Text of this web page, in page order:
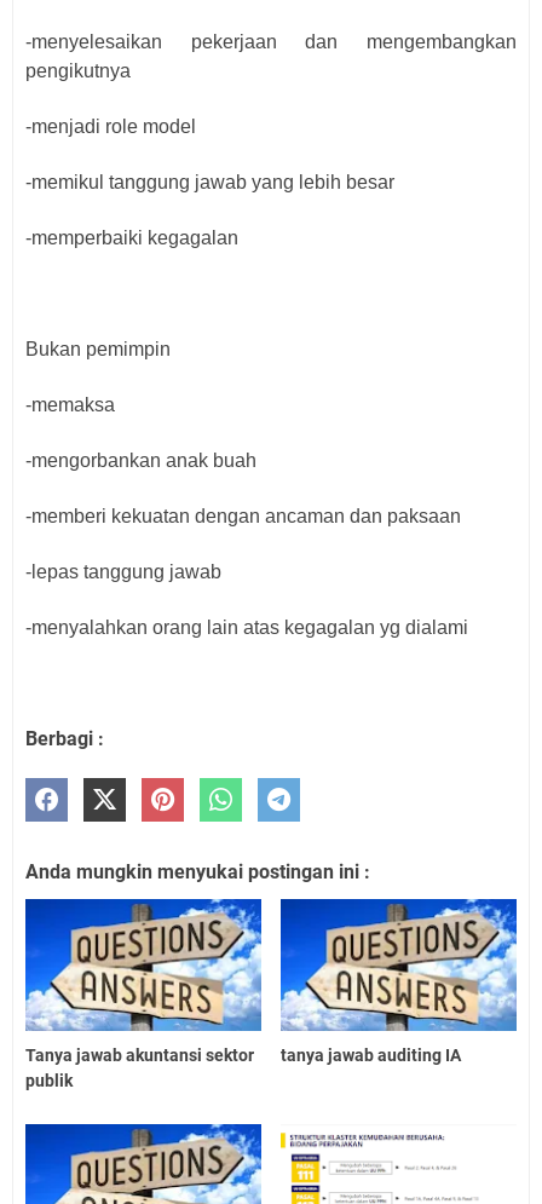
-menyelesaikan pekerjaan dan mengembangkan
pengikutnya
-menjadi role model
-memikul tanggung jawab yang lebih besar
-memperbaiki kegagalan
Bukan pemimpin
-memaksa
-mengorbankan anak buah
-memberi kekuatan dengan ancaman dan paksaan
-lepas tanggung jawab
-menyalahkan orang lain atas kegagalan yg dialami
Berbagi :
Anda mungkin menyukai postingan ini :
Tanya jawab akuntansi sektor
publik
tanya jawab auditing IA